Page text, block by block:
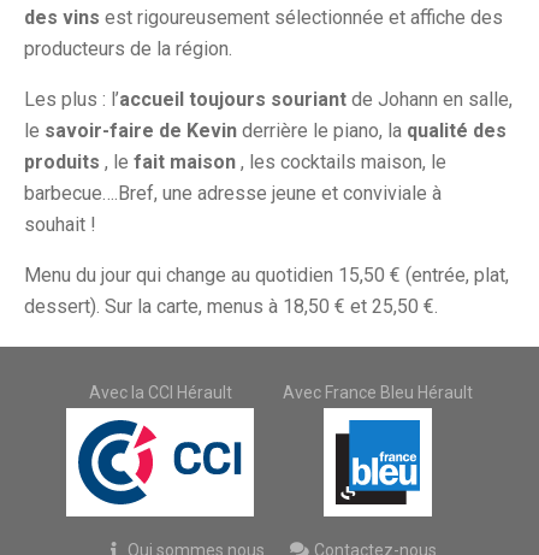
des vins est rigoureusement sélectionnée et affiche des
producteurs de la région.
Les plus : l’accueil toujours souriant de Johann en salle,
le savoir-faire de Kevin derrière le piano, la qualité des
produits , le fait maison , les cocktails maison, le
barbecue….Bref, une adresse jeune et conviviale à
souhait !
Menu du jour qui change au quotidien 15,50 € (entrée, plat,
dessert). Sur la carte, menus à 18,50 € et 25,50 €.
Avec la CCI Hérault Avec France Bleu Hérault
Qui sommes nous Contactez-nous